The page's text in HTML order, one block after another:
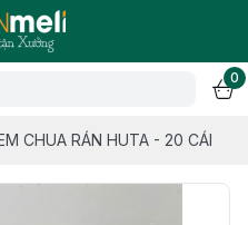
0
CHUA RÁN HUTA - 20 CÁI